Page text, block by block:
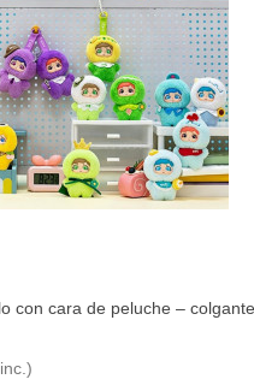
con cara de peluche –